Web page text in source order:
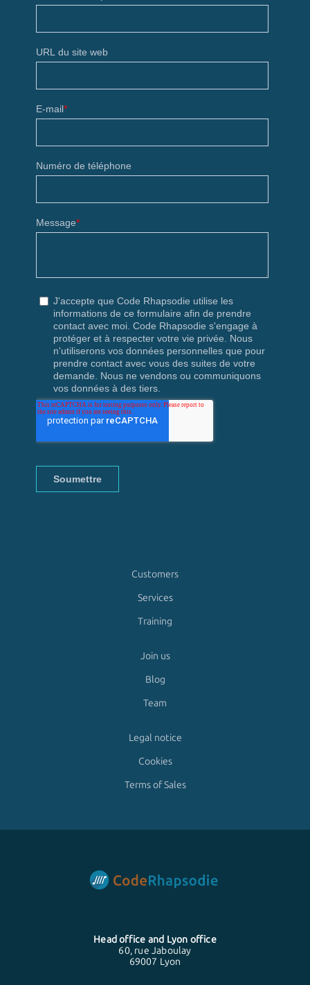
Customers
Services
Training
Join us
Blog
Team
Legal notice
Cookies
Terms of Sales
Head office and Lyon office
60, rue Jaboulay
69007 Lyon